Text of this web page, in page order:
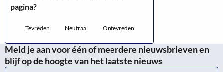
pagina?
Tevreden Neutraal Ontevreden
Meld je aan voor één of meerdere nieuwsbrieven en
blijf op de hoogte van het laatste nieuws